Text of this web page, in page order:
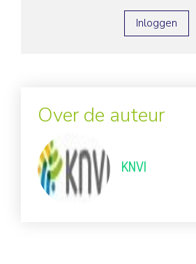
Inloggen
Over de auteur
KNVI